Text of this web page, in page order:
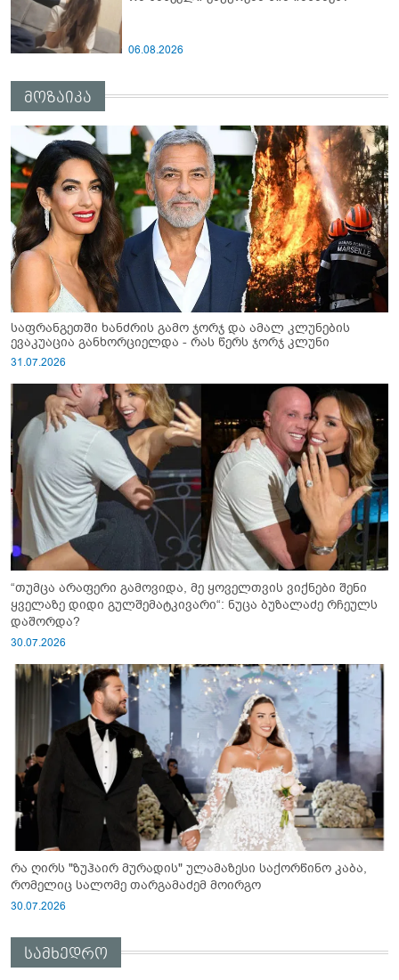
06.08.2026
მოზაიკა
საფრანგეთში ხანძრის გამო ჯორჯ და ამალ კლუნების
ევაკუაცია განხორციელდა - რას წერს ჯორჯ კლუნი
31.07.2026
“თუმცა არაფერი გამოვიდა, მე ყოველთვის ვიქნები შენი
ყველაზე დიდი გულშემატკივარი“: ნუცა ბუზალაძე რჩეულს
დაშორდა?
30.07.2026
რა ღირს "ზუჰაირ მურადის" ულამაზესი საქორწინო კაბა,
რომელიც სალომე თარგამაძემ მოირგო
30.07.2026
სამხედრო